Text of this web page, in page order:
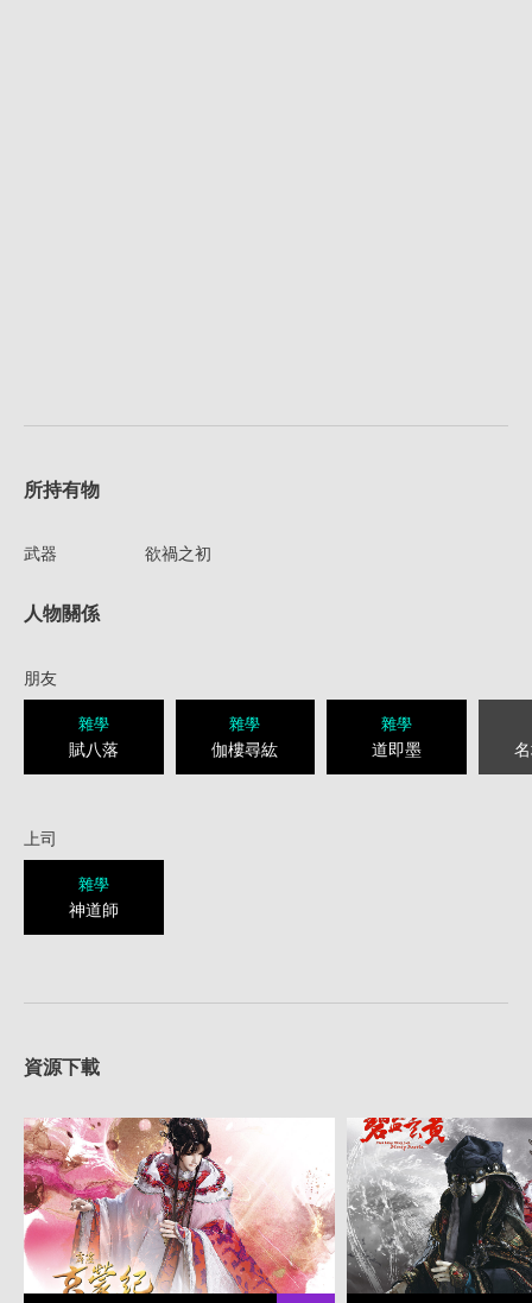
所持有物
武器 欲禍之初
人物關係
朋友
雜學
賦八落
雜學
伽樓尋紘
雜學
道即墨
上司
雜學
神道師
資源下載